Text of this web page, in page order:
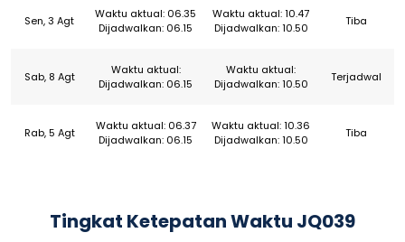
Sen, 3 Agt
Waktu aktual: 06.35
Dijadwalkan: 06.15
Waktu aktual: 10.47
Dijadwalkan: 10.50
Tiba
Sab, 8 Agt
Waktu aktual:
Dijadwalkan: 06.15
Waktu aktual:
Dijadwalkan: 10.50
Terjadwal
Rab, 5 Agt
Waktu aktual: 06.37
Dijadwalkan: 06.15
Waktu aktual: 10.36
Dijadwalkan: 10.50
Tiba
Tingkat Ketepatan Waktu JQ039